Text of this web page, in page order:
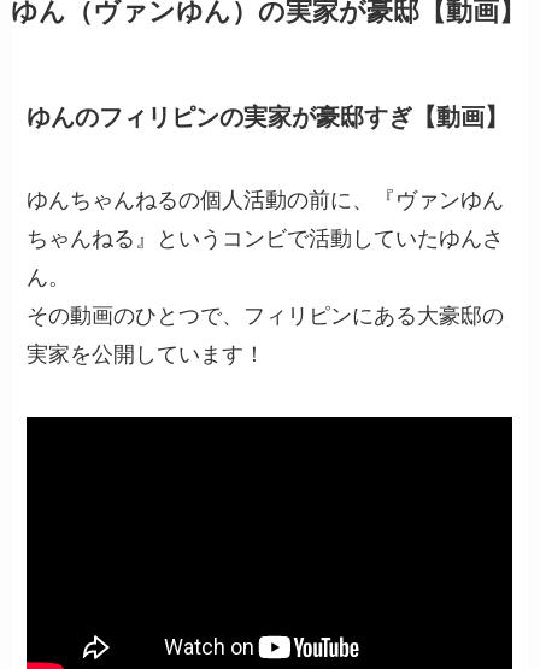
ゆん（ヴァンゆん）の実家が豪邸【動画】
ゆんのフィリピンの実家が豪邸すぎ【動画】
ゆんちゃんねるの個人活動の前に、『ヴァンゆん
ちゃんねる』というコンビで活動していたゆんさ
ん。
その動画のひとつで、フィリピンにある大豪邸の
実家を公開しています！